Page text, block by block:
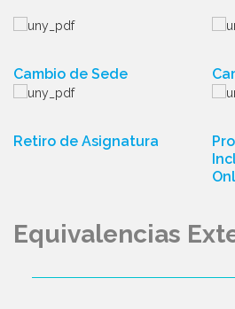
Cambio de Sede
Retiro de Asignatura
Equivalencias